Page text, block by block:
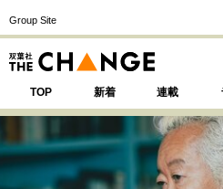
Group Site
TOP 新着 連載